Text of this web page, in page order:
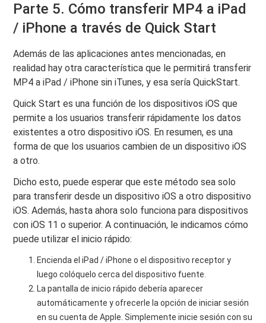
Parte 5. Cómo transferir MP4 a iPad
/ iPhone a través de Quick Start
Además de las aplicaciones antes mencionadas, en
realidad hay otra característica que le permitirá transferir
MP4 a iPad / iPhone sin iTunes, y esa sería QuickStart.
Quick Start es una función de los dispositivos iOS que
permite a los usuarios transferir rápidamente los datos
existentes a otro dispositivo iOS. En resumen, es una
forma de que los usuarios cambien de un dispositivo iOS
a otro.
Dicho esto, puede esperar que este método sea solo
para transferir desde un dispositivo iOS a otro dispositivo
iOS. Además, hasta ahora solo funciona para dispositivos
con iOS 11 o superior. A continuación, le indicamos cómo
puede utilizar el inicio rápido:
Encienda el iPad / iPhone o el dispositivo receptor y
luego colóquelo cerca del dispositivo fuente.
La pantalla de inicio rápido debería aparecer
automáticamente y ofrecerle la opción de iniciar sesión
en su cuenta de Apple. Simplemente inicie sesión con su